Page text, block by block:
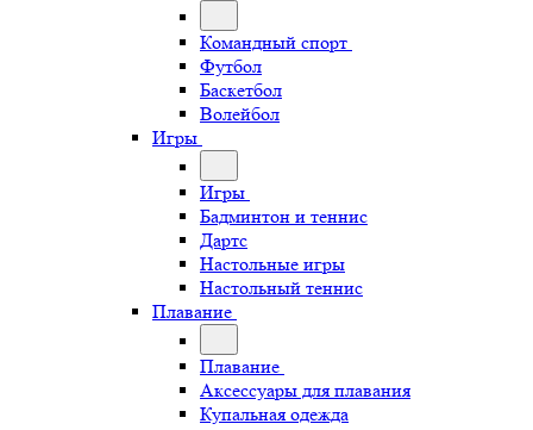
Командный спорт
Футбол
Баскетбол
Волейбол
Игры
Игры
Бадминтон и теннис
Дартс
Настольные игры
Настольный теннис
Плавание
Плавание
Аксессуары для плавания
Купальная одежда